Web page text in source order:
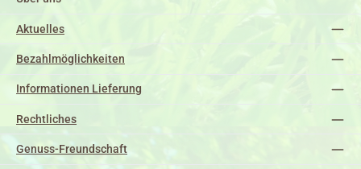
Aktuelles
Bezahlmöglichkeiten
Informationen Lieferung
Rechtliches
Genuss-Freundschaft